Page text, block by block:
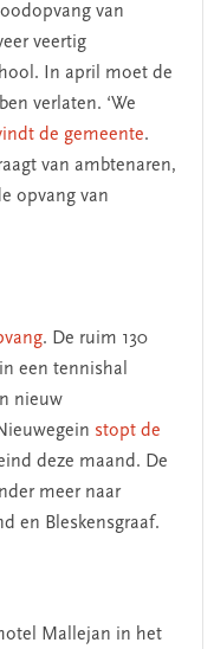
van
veertig
In april moet de
verlaten. ‘We
de gemeente.
van ambtenaren,
opvang van
. De ruim 130
een tennishal
nieuw
stopt de
deze maand. De
meer naar
en Bleskensgraaf.
Mallejan in het